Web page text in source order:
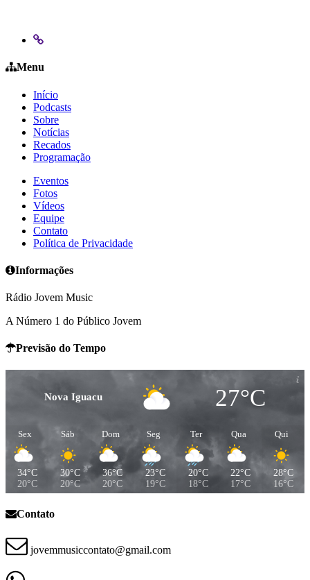
Menu
Início
Podcasts
Sobre
Notícias
Recados
Programação
Eventos
Fotos
Vídeos
Equipe
Contato
Política de Privacidade
Informações
Rádio Jovem Music
A Número 1 do Público Jovem
Previsão do Tempo
Nova Iguacu 27°C
Sex
34°C
20°C
Sáb
30°C
20°C
Dom
36°C
20°C
Seg
23°C
19°C
Ter
20°C
18°C
Qua
22°C
17°C
Qui
28°C
16°C
Contato
jovemmusiccontato@gmail.com